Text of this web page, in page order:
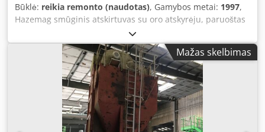
Būklė: reikia remonto (naudotas), Gamybos metai: 1997,
Hazemag smūginis atskirtuvas su oro atskyrėju, paruoštas
darbui, su vibracine loveliu, ventiliatoriumi ir valdymo
spinta. Dcodpfx Aemfq Szjc Hjk
Mažas skelbimas